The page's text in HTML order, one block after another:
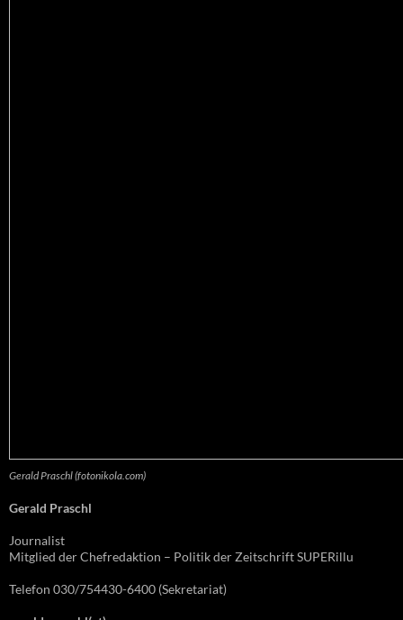
Gerald Praschl (fotonikola.com)
Gerald Praschl
Journalist
Mitglied der Chefredaktion – Politik der Zeitschrift SUPERillu
Telefon 030/754430-6400 (Sekretariat)